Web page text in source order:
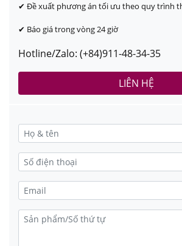
✔ Đề xuất phương án tối ưu theo quy trình
✔ Báo giá trong vòng 24 giờ
Hotline/Zalo: (+84)911-48-34-35
LIÊN HỆ